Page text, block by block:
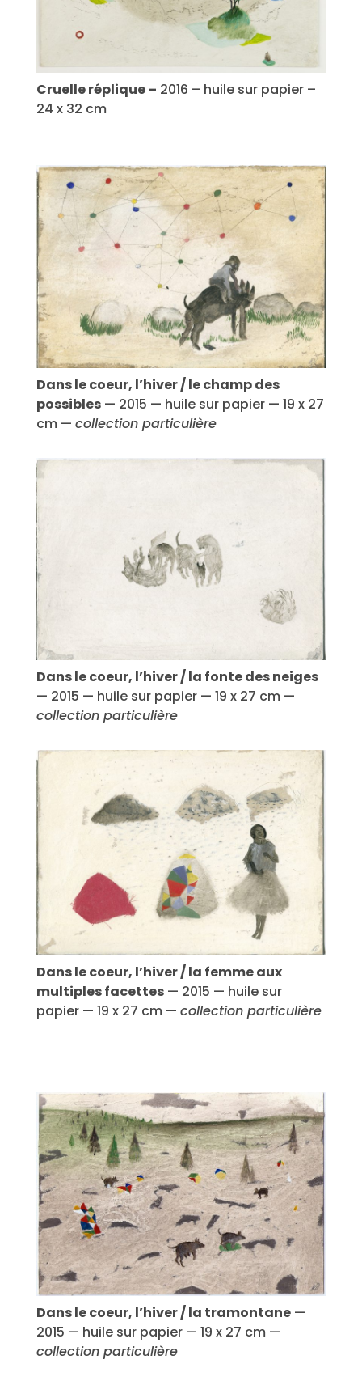
Cruelle réplique – 2016 – huile sur papier –
24 x 32 cm
Dans le coeur, l’hiver / le champ des
possibles— 2015 — huile sur papier — 19 x 27
cm — collection particulière
Dans le coeur, l’hiver / la fonte des neiges
— 2015 — huile sur papier — 19 x 27 cm —
collection particulière
Dans le coeur, l’hiver / la femme aux
multiples facettes— 2015 — huile sur
papier — 19 x 27 cm — collection particulière
Dans le coeur, l’hiver / la tramontane—
2015 — huile sur papier — 19 x 27 cm —
collection particulière